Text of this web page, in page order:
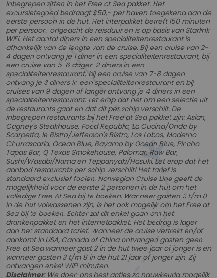
inbegrepen zitten in het Free at Sea pakket. Het
excursietegoed bedraagt $50,- per haven toegekend aan de
eerste persoon in de hut. Het interpakket betreft 150 minuten
per persoon, ongeacht de reisduur en is op basis van Starlink
WiFi. Het aantal diners in een specialiteitenrestaurant is
afhankelijk van de lengte van de cruise. Bij een cruise van 2-
4 dagen ontvang je 1 diner in een specialiteitenrestaurant, bij
een cruise van 5-6 dagen 2 diners in een
specialiteitenrestaurant, bij een cruise van 7-8 dagen
ontvang je 3 diners in een specialiteitenrestaurant en bij
cruises van 9 dagen of langer ontvang je 4 diners in een
specialiteitenrestaurant. Let erop dat het om een selectie uit
de restaurants gaat en dat dit per schip verschilt. De
inbegrepen restaurants bij het Free at Sea pakket zijn: Asian,
Cagney's Steakhouse, Food Republic, La Cucina/Onda by
Scarpetta, le Bistro/Jefferson's Bistro, Los Lobos, Moderno
Churrascaria, Ocean Blue, Bayamo by Ocean Blue, Pincho
Tapas Bar, Q Texas Smokehouse, Palomar, Raw Bar,
Sushi/Wasabi/Nama en Teppanyaki/Hasuki. Let erop dat het
aanbod restaurants per schip verschilt! Het tarief is
standaard exclusief fooien. Norwegian Cruise Line geeft de
mogelijkheid voor de eerste 2 personen in de hut om het
volledige Free At Sea bij te boeken. Wanneer gasten 3 t/m 8
in de hut volwassenen zijn, is het ook mogelijk om het Free at
Sea bij te boeken. Echter zal dit enkel gaan om het
drankenpakket en het internetpakket. Het bedrag is lager
dan het standaard tarief. Wanneer de cruise vertrekt en/of
aankomt in USA, Canada of China ontvangen gasten geen
Free at Sea wanneer gast 2 in de hut twee jaar of jonger is en
wanneer gasten 3 t/m 8 in de hut 21 jaar of jonger zijn. Zij
ontvangen enkel WiFi minuten.
Disclaimer: We doen ons best acties zo nauwkeurig mogelijk